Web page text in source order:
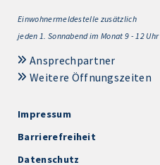
Einwohnermeldestelle zusätzlich
jeden 1. Sonnabend im Monat 9 - 12 Uhr
Ansprechpartner
Weitere Öffnungszeiten
Impressum
Barrierefreiheit
Datenschutz